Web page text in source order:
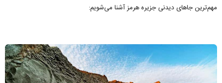
مهم‌ترین جاهای دیدنی جزیره هرمز آشنا می‌شویم: